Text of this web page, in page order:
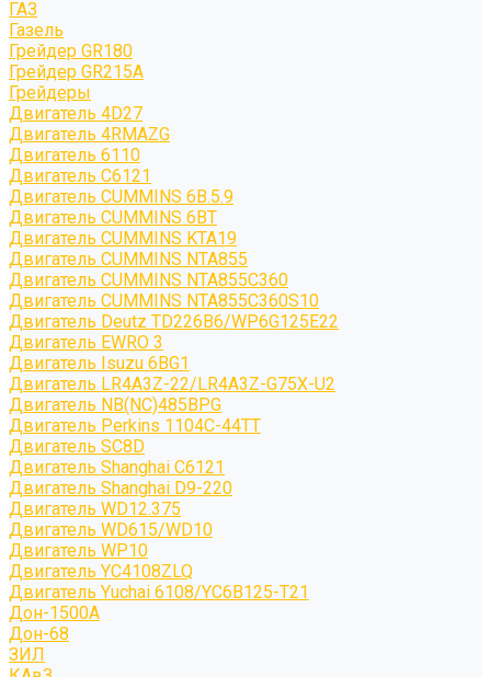
ГАЗ
Газель
Грейдер GR180
Грейдер GR215A
Грейдеры
Двигатель 4D27
Двигатель 4RMAZG
Двигатель 6110
Двигатель C6121
Двигатель CUMMINS 6B.5.9
Двигатель CUMMINS 6BT
Двигатель CUMMINS KTA19
Двигатель CUMMINS NTA855
Двигатель CUMMINS NTA855C360
Двигатель CUMMINS NTA855C360S10
Двигатель Deutz TD226B6/WP6G125E22
Двигатель EWRO 3
Двигатель Isuzu 6BG1
Двигатель LR4A3Z-22/LR4A3Z-G75X-U2
Двигатель NB(NC)485BPG
Двигатель Perkins 1104C-44TT
Двигатель SC8D
Двигатель Shanghai C6121
Двигатель Shanghai D9-220
Двигатель WD12.375
Двигатель WD615/WD10
Двигатель WP10
Двигатель YC4108ZLQ
Двигатель Yuchai 6108/YC6B125-T21
Дон-1500А
Дон-68
ЗИЛ